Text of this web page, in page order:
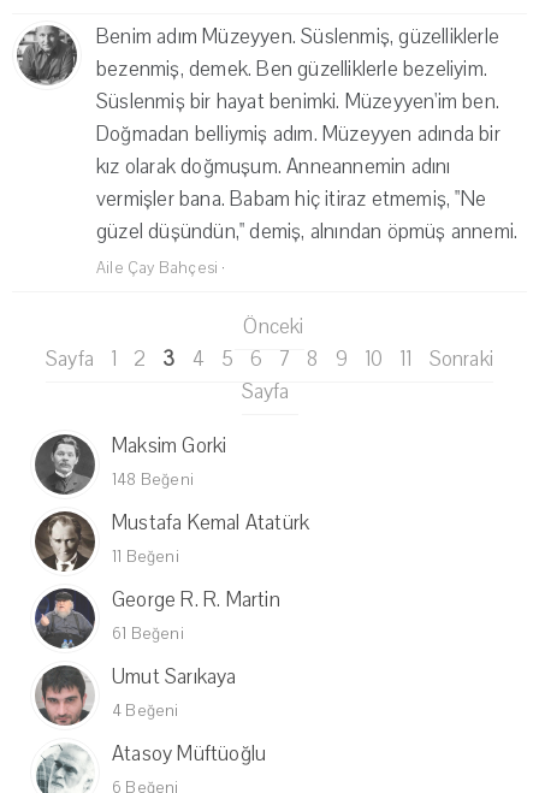
Benim adım Müzeyyen. Süslenmiş, güzelliklerle
bezenmiş, demek. Ben güzelliklerle bezeliyim.
Süslenmiş bir hayat benimki. Müzeyyen'im ben.
Doğmadan belliymiş adım. Müzeyyen adında bir
kız olarak doğmuşum. Anneannemin adını
vermişler bana. Babam hiç itiraz etmemiş, "Ne
güzel düşündün," demiş, alnından öpmüş annemi.
Aile Çay Bahçesi ·
Önceki
Sayfa
1 2 3 4 5 6 7 8 9 10 11
Sonraki
Sayfa
Maksim Gorki
148 Beğeni
Mustafa Kemal Atatürk
11 Beğeni
George R. R. Martin
61 Beğeni
Umut Sarıkaya
4 Beğeni
Atasoy Müftüoğlu
6 Beğeni